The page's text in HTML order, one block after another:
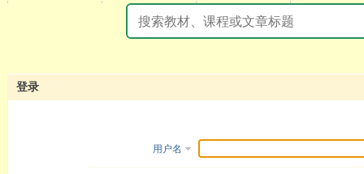
登录
用户名